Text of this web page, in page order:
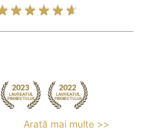
Arată mai multe >>